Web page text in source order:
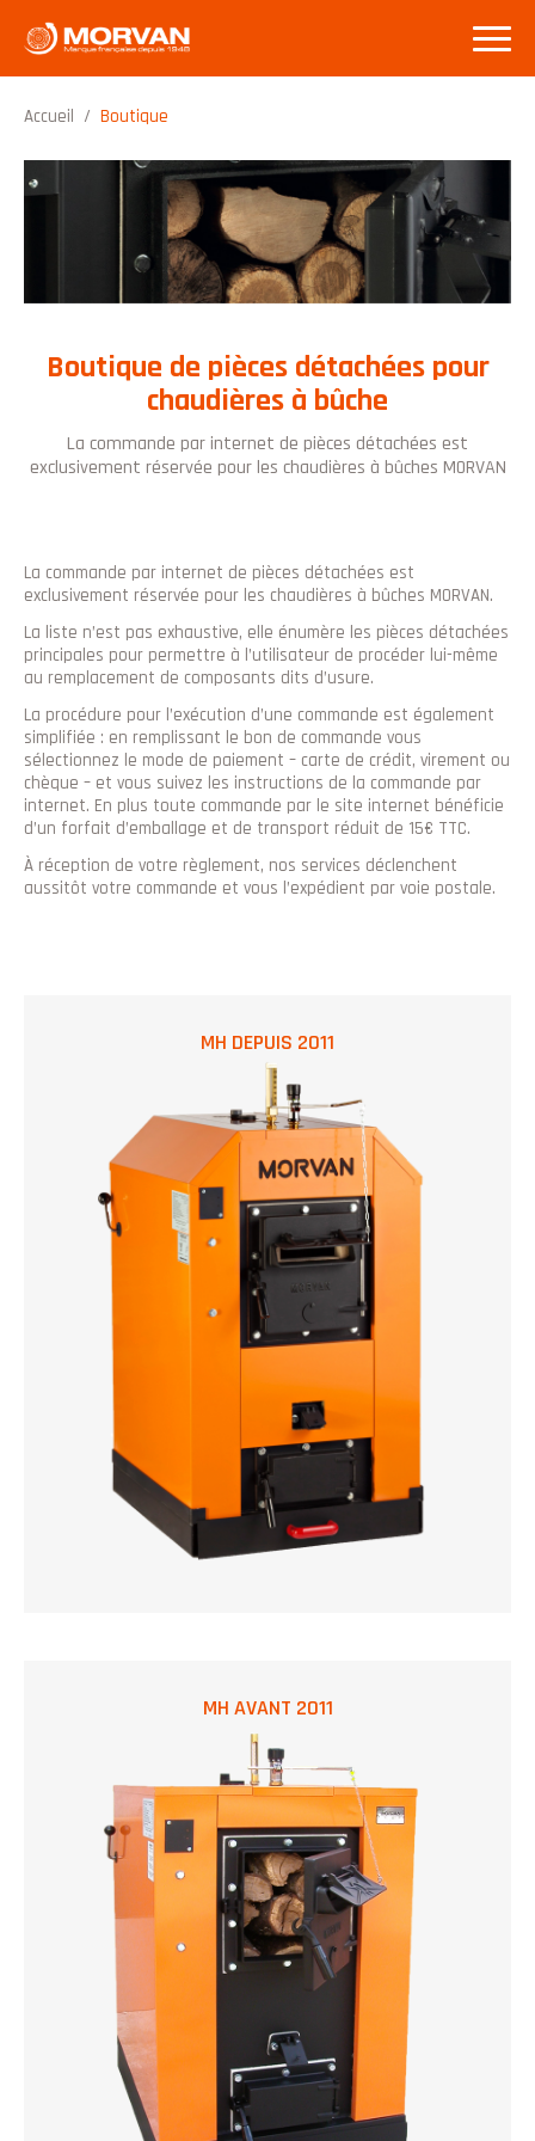
Accueil / Boutique
Boutique de pièces détachées pour
chaudières à bûche
La commande par internet de pièces détachées est
exclusivement réservée pour les chaudières à bûches MORVAN
La commande par internet de pièces détachées est
exclusivement réservée pour les chaudières à bûches MORVAN.
La liste n’est pas exhaustive, elle énumère les pièces détachées
principales pour permettre à l’utilisateur de procéder lui-même
au remplacement de composants dits d’usure.
La procédure pour l’exécution d’une commande est également
simplifiée : en remplissant le bon de commande vous
sélectionnez le mode de paiement – carte de crédit, virement ou
chèque – et vous suivez les instructions de la commande par
internet. En plus toute commande par le site internet bénéficie
d’un forfait d’emballage et de transport réduit de 15€ TTC.
À réception de votre règlement, nos services déclenchent
aussitôt votre commande et vous l’expédient par voie postale.
MH DEPUIS 2011
MH AVANT 2011